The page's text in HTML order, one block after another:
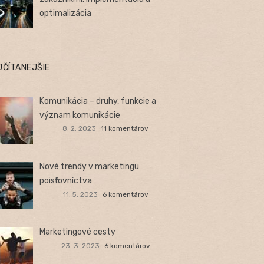
optimalizácia
Komunikácia – druhy, funkcie a
význam komunikácie
8. 2. 2023 11 komentárov
Nové trendy v marketingu
poisťovníctva
11. 5. 2023 6 komentárov
Marketingové cesty
23. 3. 2023 6 komentárov